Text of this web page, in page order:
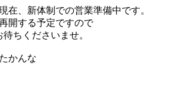
在、新体制での営業準備中です。
開する予定ですので
ちくださいませ。
たかんな